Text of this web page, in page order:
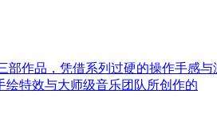
作品，凭借系列过硬的操作手感
特效与大师级音乐团队所创作的